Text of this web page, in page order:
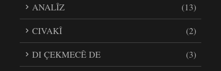
ANALÎZ
(13)
CIVAKÎ
(2)
DI ÇEKMECÊ DE
(3)